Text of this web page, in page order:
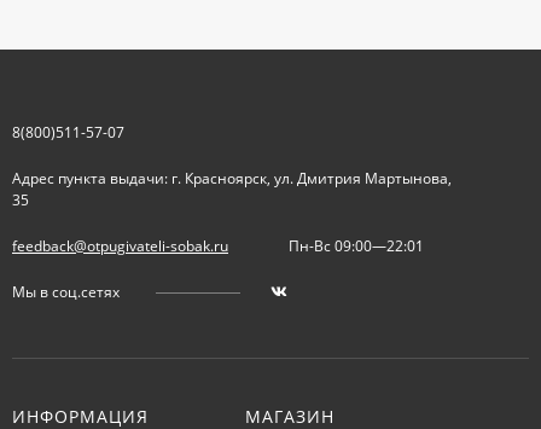
8(800)511-57-07
Адрес пункта выдачи: г. Красноярск, ул. Дмитрия Мартынова,
35
feedback@otpugivateli-sobak.ru Пн-Вс 09:00—22:01
Мы в соц.сетях
ИНФОРМАЦИЯ МАГАЗИН